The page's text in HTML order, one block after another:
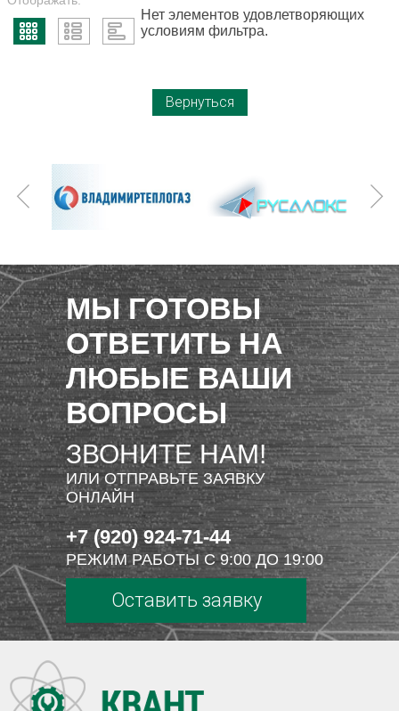
Нет элементов удовлетворяющих
условиям фильтра.
Вернуться
МЫ ГОТОВЫ
ОТВЕТИТЬ НА
ЛЮБЫЕ ВАШИ
ВОПРОСЫ
ЗВОНИТЕ НАМ!
ИЛИ ОТПРАВЬТЕ ЗАЯВКУ
ОНЛАЙН
+7 (920) 924-71-44
РЕЖИМ РАБОТЫ С 9:00 ДО 19:00
Оставить заявку